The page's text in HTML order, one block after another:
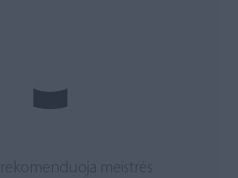
meistrės